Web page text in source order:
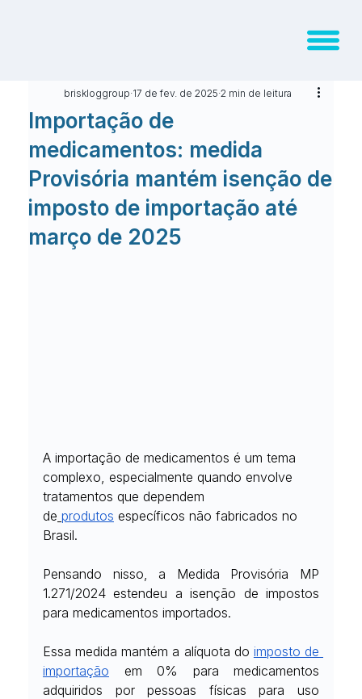
Importação de
medicamentos: medida
Provisória mantém isenção de
imposto de importação até
março de 2025
briskloggroup 17 de fev. de 2025 2 min de leitura
A importação de medicamentos é um tema
complexo, especialmente quando envolve
tratamentos que dependem
de produtos específicos não fabricados no
Brasil.
Pensando nisso, a Medida Provisória MP
1.271/2024 estendeu a isenção de impostos
para medicamentos importados.
Essa medida mantém a alíquota do imposto de
importação em 0% para medicamentos
adquiridos por pessoas físicas para uso